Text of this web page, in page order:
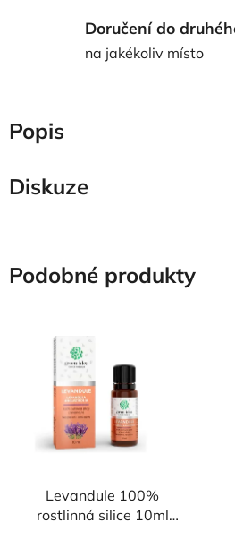
Doručení do
na jakékoliv místo
Popis
Diskuze
Podobné produkty
Levandule 100%
rostlinná silice 10ml